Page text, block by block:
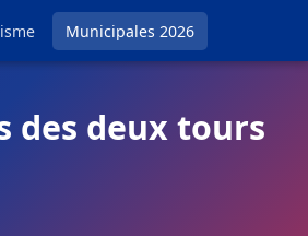
Municipales 2026
des deux tours